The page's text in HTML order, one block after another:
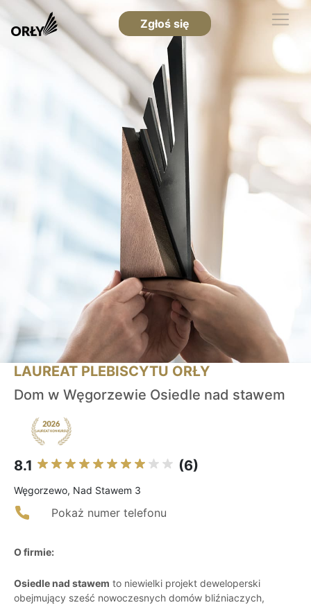
Zgłoś się
LAUREAT PLEBISCYTU ORŁY
Dom w Węgorzewie Osiedle nad stawem
8.1 (6)
Węgorzewo, Nad Stawem 3
Pokaż numer telefonu
O firmie:
Osiedle nad stawem to niewielki projekt deweloperski
obejmujący sześć nowoczesnych domów bliźniaczych,